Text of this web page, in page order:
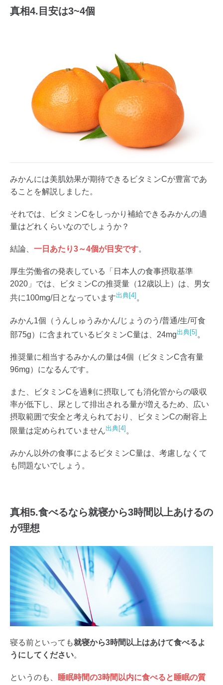
真相4.目安は3~4個
みかんには美肌効果が期待できるビタミンCが豊富であ
ることを解説しました。
それでは、ビタミンCをしっかり補給できるみかんの適
量はどれくらいなのでしょうか？
結論、 一日あたり3～4個が目安です。
厚生労働省の発表している「日本人の食事摂取基準
2020」では、ビタミンCの推奨量（12歳以上）は、男女
共に100mg/日となっています出典[4] 。
みかん1個（うんしゅうみかん/じょうのう/普通/生/可食
部75g）に含まれているビタミンC量は、24mg出典[5] 。
推奨量に相当するみかんの量は4個（ビタミンC含有量
96mg）になるんです。
また、ビタミンCを過剰に摂取しても消化管からの吸収
率が低下し、尿として排出される量が増えるため、広い
摂取範囲で安全と考えられており、ビタミンCの耐容上
限量は定められていません出典[4] 。
みかん以外の食事によるビタミンC量は、考慮しなくて
も問題ないでしょう。
真相5.食べるなら就寝から3時間以上あけるの
が理想
寝る前といっても就寝から3時間以上はあけて食べるよ
うにしてください。
というのも、
睡眠時間の3時間以内に食べると睡眠の質